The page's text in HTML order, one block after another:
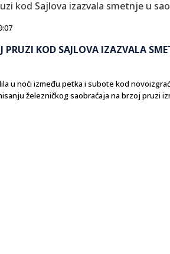
KOD SAJLOVA IZAZVALA
u noći između petka i subote kod
železničkog saobraćaja na brzoj pruzi